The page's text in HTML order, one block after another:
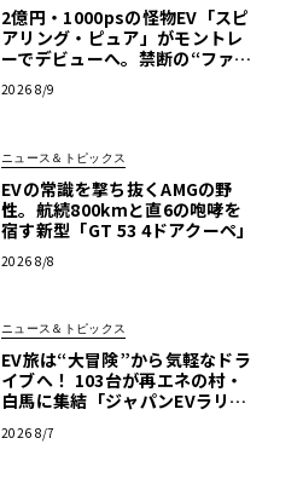
2億円・1000psの怪物EV「スピ
アリング・ピュア」がモントレ
ーでデビューへ。禁断の“ファン
市販化
2026 8/9
ニュース＆トピックス
EVの常識を撃ち抜くAMGの野
性。航続800kmと直6の咆哮を
宿す新型「GT 53 4ドアクーペ」
2026 8/8
ニュース＆トピックス
EV旅は“大冒険”から気軽なドラ
イブへ！ 103台が再エネの村・
白馬に集結「ジャパンEVラリー
2026 8/7